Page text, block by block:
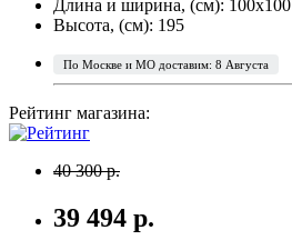
Длина и ширина, (см): 100x100
Высота, (см): 195
По Москве и МО доставим: 8 Августа
Рейтинг магазина:
40 300 р.
39 494 р.